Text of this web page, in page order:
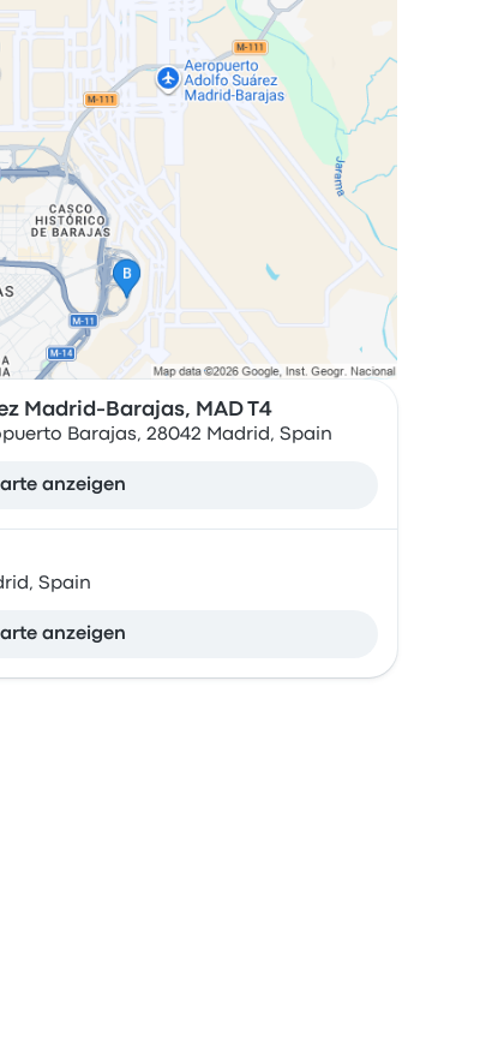
Madrid-Barajas, MAD T4
Barajas, 28042 Madrid, Spain
anzeigen
Spain
anzeigen